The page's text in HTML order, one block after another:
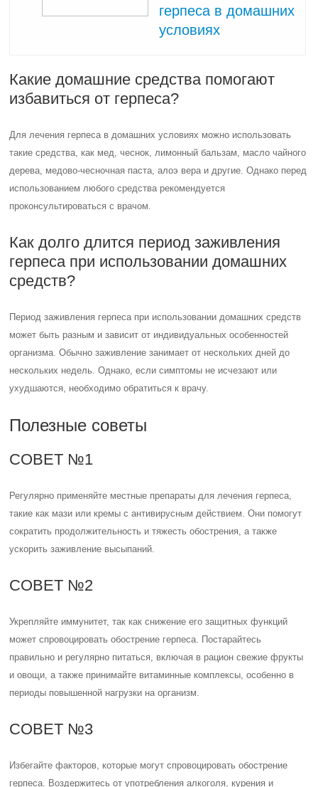
герпеса в домашних
условиях
Какие домашние средства помогают
избавиться от герпеса?
Для лечения герпеса в домашних условиях можно использовать
такие средства, как мед, чеснок, лимонный бальзам, масло чайного
дерева, медово-чесночная паста, алоэ вера и другие. Однако перед
использованием любого средства рекомендуется
проконсультироваться с врачом.
Как долго длится период заживления
герпеса при использовании домашних
средств?
Период заживления герпеса при использовании домашних средств
может быть разным и зависит от индивидуальных особенностей
организма. Обычно заживление занимает от нескольких дней до
нескольких недель. Однако, если симптомы не исчезают или
ухудшаются, необходимо обратиться к врачу.
Полезные советы
СОВЕТ №1
Регулярно применяйте местные препараты для лечения герпеса,
такие как мази или кремы с антивирусным действием. Они помогут
сократить продолжительность и тяжесть обострения, а также
ускорить заживление высыпаний.
СОВЕТ №2
Укрепляйте иммунитет, так как снижение его защитных функций
может спровоцировать обострение герпеса. Постарайтесь
правильно и регулярно питаться, включая в рацион свежие фрукты
и овощи, а также принимайте витаминные комплексы, особенно в
периоды повышенной нагрузки на организм.
СОВЕТ №3
Избегайте факторов, которые могут спровоцировать обострение
герпеса. Воздержитесь от употребления алкоголя, курения и